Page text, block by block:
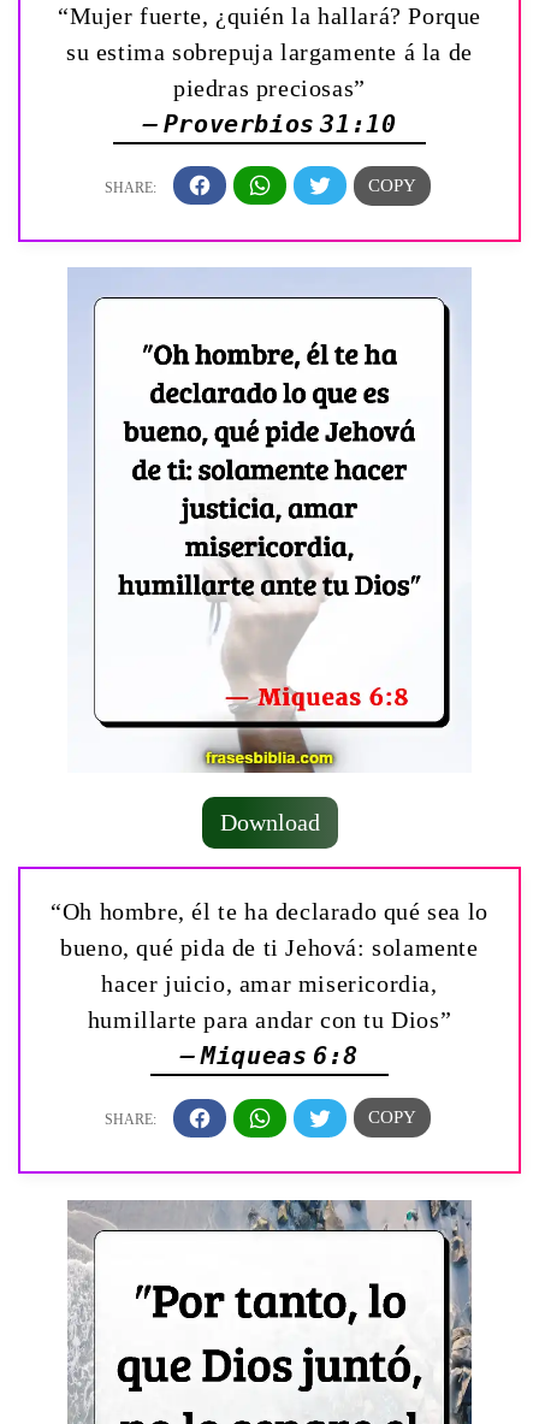
“Mujer fuerte, ¿quién la hallará? Porque
su estima sobrepuja largamente á la de
piedras preciosas”
— Proverbios 31:10
Download
“Oh hombre, él te ha declarado qué sea lo
bueno, qué pida de ti Jehová: solamente
hacer juicio, amar misericordia,
humillarte para andar con tu Dios”
— Miqueas 6:8